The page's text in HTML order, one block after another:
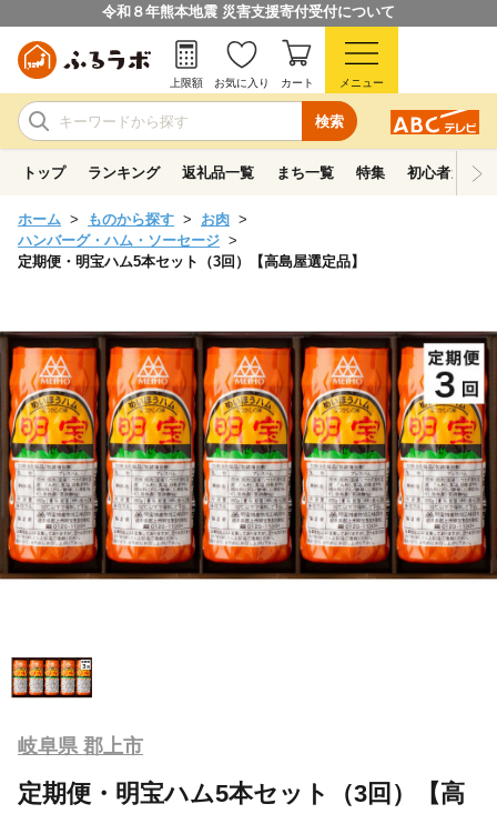
令和８年熊本地震 災害支援寄付受付について
検索
上限額 お気に入り カート メニュー
トップ ランキング 返礼品一覧 まち一覧 特集 初心者ガイド
ホーム ものから探す
お肉
ハンバーグ・ハム・ソーセージ
定期便・明宝ハム5本セット（3回）【高島屋選定品】
岐阜県 郡上市
定期便・明宝ハム5本セット（3回）【高